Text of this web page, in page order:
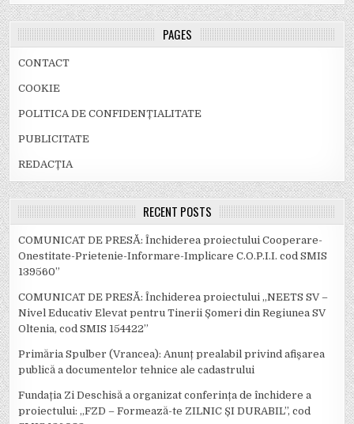
PAGES
CONTACT
COOKIE
POLITICA DE CONFIDENȚIALITATE
PUBLICITATE
REDACȚIA
RECENT POSTS
COMUNICAT DE PRESĂ: Închiderea proiectului Cooperare-
Onestitate-Prietenie-Informare-Implicare C.O.P.I.I. cod SMIS
139560”
COMUNICAT DE PRESĂ: Închiderea proiectului „NEETS SV –
Nivel Educativ Elevat pentru Tinerii Șomeri din Regiunea SV
Oltenia, cod SMIS 154422”
Primăria Spulber (Vrancea): Anunț prealabil privind afișarea
publică a documentelor tehnice ale cadastrului
Fundația Zi Deschisă a organizat conferința de închidere a
proiectului: ,,FZD – Formează-te ZILNIC ȘI DURABIL’’, cod